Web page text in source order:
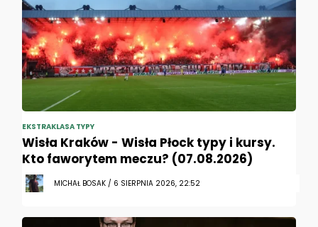
EKSTRAKLASA TYPY
Wisła Kraków - Wisła Płock typy i kursy.
Kto faworytem meczu? (07.08.2026)
MICHAŁ BOSAK / 6 SIERPNIA 2026, 22:52